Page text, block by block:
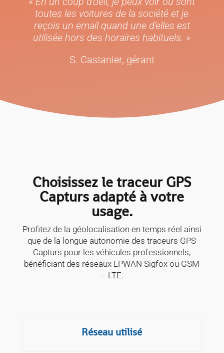
toutes les voitures de la société et je
reçois un email quand une d’elles est
utilisée hors des horaires habituels. »
S. Castanier, gérant
Choisissez le traceur GPS
Capturs adapté à votre
usage.
Profitez de la géolocalisation en temps réel ainsi
que de la longue autonomie des traceurs GPS
Capturs pour les véhicules professionnels,
bénéficiant des réseaux LPWAN Sigfox ou GSM
– LTE.
Réseau utilisé